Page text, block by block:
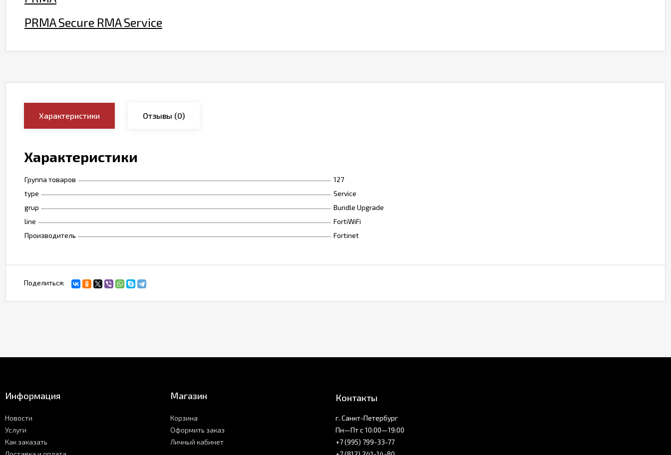
PRMA Secure RMA Service
Характеристики Отзывы (0)
Характеристики
Группа товаров
127
type
Service
grup
Bundle Upgrade
line
FortiWiFi
Производитель
Fortinet
Поделиться:
Информация
Новости
Услуги
Как заказать
Магазин
Корзина
Оформить заказ
Личный кабинет
Контакты
г. Санкт-Петербург
Пн—Пт с 10:00—19:00
+7 (995) 799-33-77